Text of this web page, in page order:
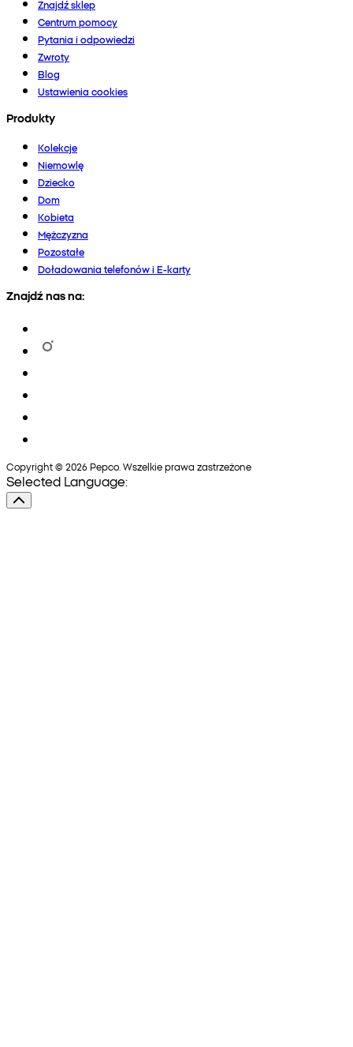
Znajdź sklep
Centrum pomocy
Pytania i odpowiedzi
Zwroty
Blog
Ustawienia cookies
Produkty
Kolekcje
Niemowlę
Dziecko
Dom
Kobieta
Mężczyzna
Pozostałe
Doładowania telefonów i E-karty
Znajdź nas na:
Copyright © 2026 Pepco. Wszelkie prawa zastrzeżone
Selected Language: